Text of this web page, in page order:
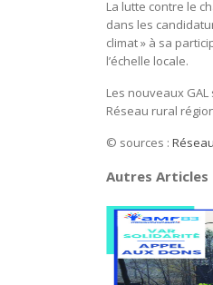
La lutte contre le
dans les
climat » à sa
l’échelle locale.
Les nouveaux
Réseau rural
© sources :
Autres Articles